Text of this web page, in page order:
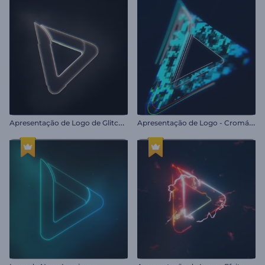
A
presentação de Logo de Glitch Piscante A
presentação de Logo - Cromático